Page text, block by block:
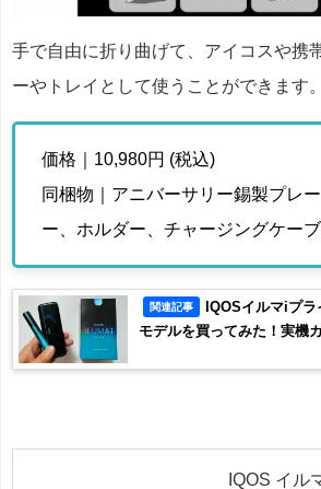
手で自由に折り曲げて、アイコスや携
ーやトレイとして使うことができます。
価格｜10,980円 (税込)
同梱物｜アニバーサリー錫製プレ
ー、ホルダー、チャージングケー
関連記事
IQOSイルマiプラ
モデルを買ってみた！実機
IQOS イル